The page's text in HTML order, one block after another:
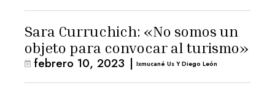
Sara Curruchich: «No somos un
objeto para convocar al turismo»
febrero 10, 2023 | Ixmucané Us Y Diego León